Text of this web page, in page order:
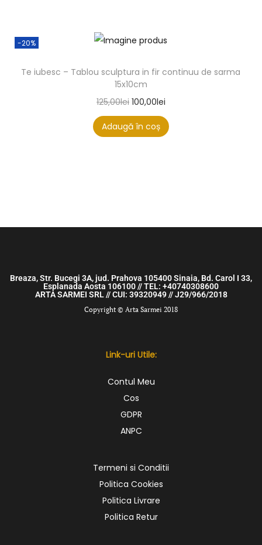
-20%
Te iubesc – Tablou sculptura in fir continuu de sarma
15x10cm
125,00lei 100,00lei
Adaugă în coș
Breaza, Str. Bucegi 3A, jud. Prahova 105400 Sinaia, Bd. Carol I 33,
Esplanada Aosta 106100 // TEL: +40740308600
ARTA SARMEI SRL // CUI: 39320949 // J29/966/2018
Copyright © Arta Sarmei 2018
Link-uri Utile:
Contul Meu
Cos
GDPR
ANPC
Termeni si Conditii
Politica Cookies
Politica Livrare
Politica Retur